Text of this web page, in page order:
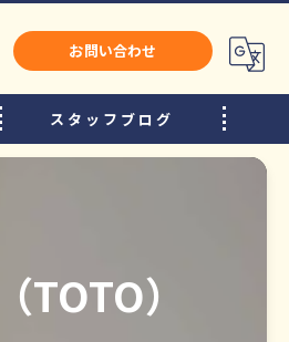
お問い合わせ
スタッフブログ
）